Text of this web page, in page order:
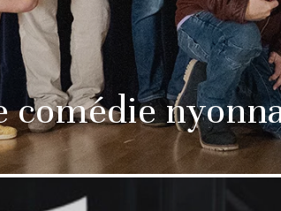
comédie